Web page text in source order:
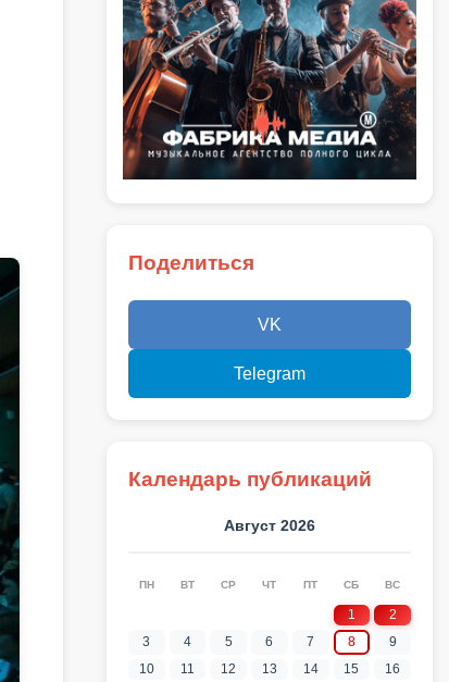
Поделиться
VK
Telegram
Календарь публикаций
Август 2026
ПН ВТ СР ЧТ ПТ СБ ВС
1
2
3
4 5 6 7 8
9
10
11 12 13 14 15
16